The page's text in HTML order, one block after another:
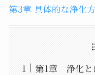
第3章 具体的な浄化
第1章 浄化と